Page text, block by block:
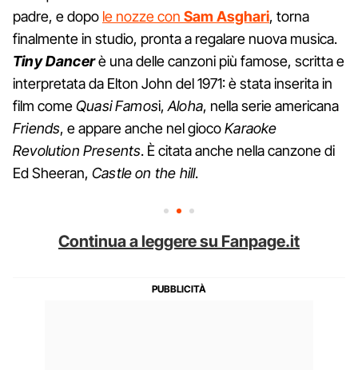
padre, e dopo le nozze con Sam Asghari, torna
finalmente in studio, pronta a regalare nuova musica.
Tiny Dancerè una delle canzoni più famose, scritta e
interpretata da Elton John del 1971: è stata inserita in
film comeQuasi Famosi, Aloha, nella serie americana
Friends, e appare anche nel giocoKaraoke
Revolution Presents. È citata anche nella canzone di
Ed Sheeran, Castle on the hill.
Continua a leggere su Fanpage.it